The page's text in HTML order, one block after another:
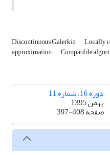
Discontinuous Galerkin Locally
approximation Compatible
دوره 16، شماره 11
بهمن 1395
صفحه397-408